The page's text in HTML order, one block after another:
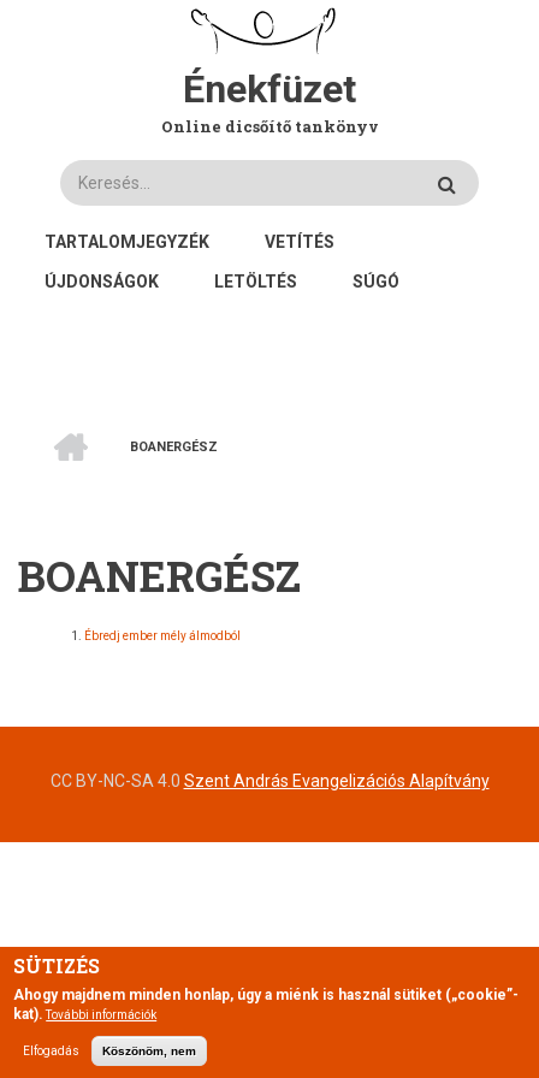
Énekfüzet
Online dicsőítő tankönyv
Keresés
FŐ
NAVIGÁCIÓ
TARTALOMJEGYZÉK VETÍTÉS
ÚJDONSÁGOK LETÖLTÉS SÚGÓ
BOANERGÉSZ
BOANERGÉSZ
Ébredj ember mély álmodból
CC BY-NC-SA 4.0 Szent András Evangelizációs Alapítvány
SÜTIZÉS
Ahogy majdnem minden honlap, úgy a miénk is használ sütiket („cookie”-
kat). További információk
Elfogadás Köszönöm, nem